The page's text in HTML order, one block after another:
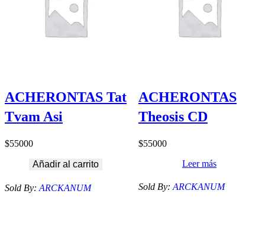
ACHERONTAS Tat
Tvam Asi
$55000
Añadir al carrito
Sold By: ARCKANUM
ACHERONTAS
Theosis CD
$55000
Leer más
Sold By: ARCKANUM